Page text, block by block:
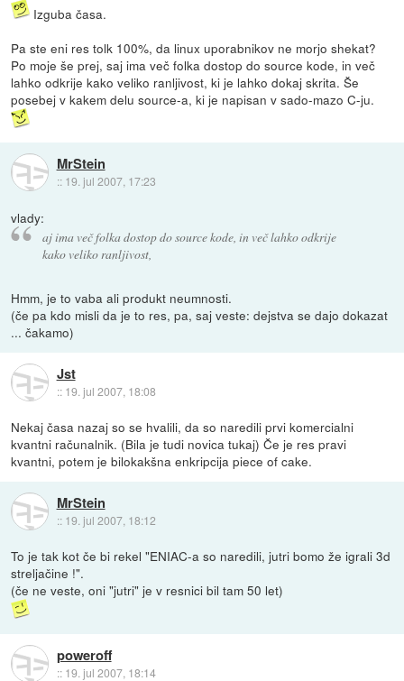
Izguba časa.
Pa ste eni res tolk 100%, da linux uporabnikov ne morjo shekat?
Po moje še prej, saj ima več folka dostop do source kode, in več
lahko odkrije kako veliko ranljivost, ki je lahko dokaj skrita. Še
posebej v kakem delu source-a, ki je napisan v sado-mazo C-ju.
MrStein
:: 19. jul 2007, 17:23
vlady:
aj ima več folka dostop do source kode, in več lahko odkrije
kako veliko ranljivost,
Hmm, je to vaba ali produkt neumnosti.
(če pa kdo misli da je to res, pa, saj veste: dejstva se dajo dokazat
... čakamo)
Jst
:: 19. jul 2007, 18:08
Nekaj časa nazaj so se hvalili, da so naredili prvi komercialni
kvantni računalnik. (Bila je tudi novica tukaj) Če je res pravi
kvantni, potem je bilokakšna enkripcija piece of cake.
MrStein
:: 19. jul 2007, 18:12
To je tak kot če bi rekel "ENIAC-a so naredili, jutri bomo že igrali 3d
streljačine !".
(če ne veste, oni "jutri" je v resnici bil tam 50 let)
poweroff
:: 19. jul 2007, 18:14